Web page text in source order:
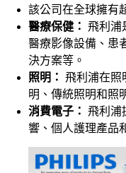
該公司在全球擁有
醫療保健： 飛利浦
醫療影像設備、患
決方案等。
照明： 飛利浦在照
明、傳統照明和照
消費電子： 飛利浦
響、個人護理產品